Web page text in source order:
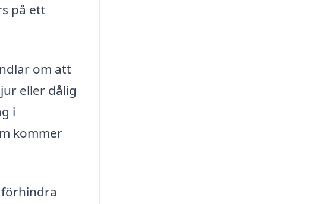
på ett
om att
eller dålig
i
kommer